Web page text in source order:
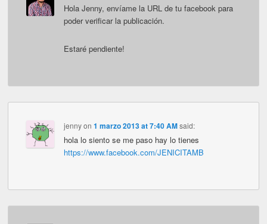
Hola Jenny, envíame la URL de tu facebook para
poder verificar la publicación.
Estaré pendiente!
jennyon 1 marzo 2013 at 7:40 AM said:
hola lo siento se me paso hay lo tienes
https://www.facebook.com/JENICITAMB